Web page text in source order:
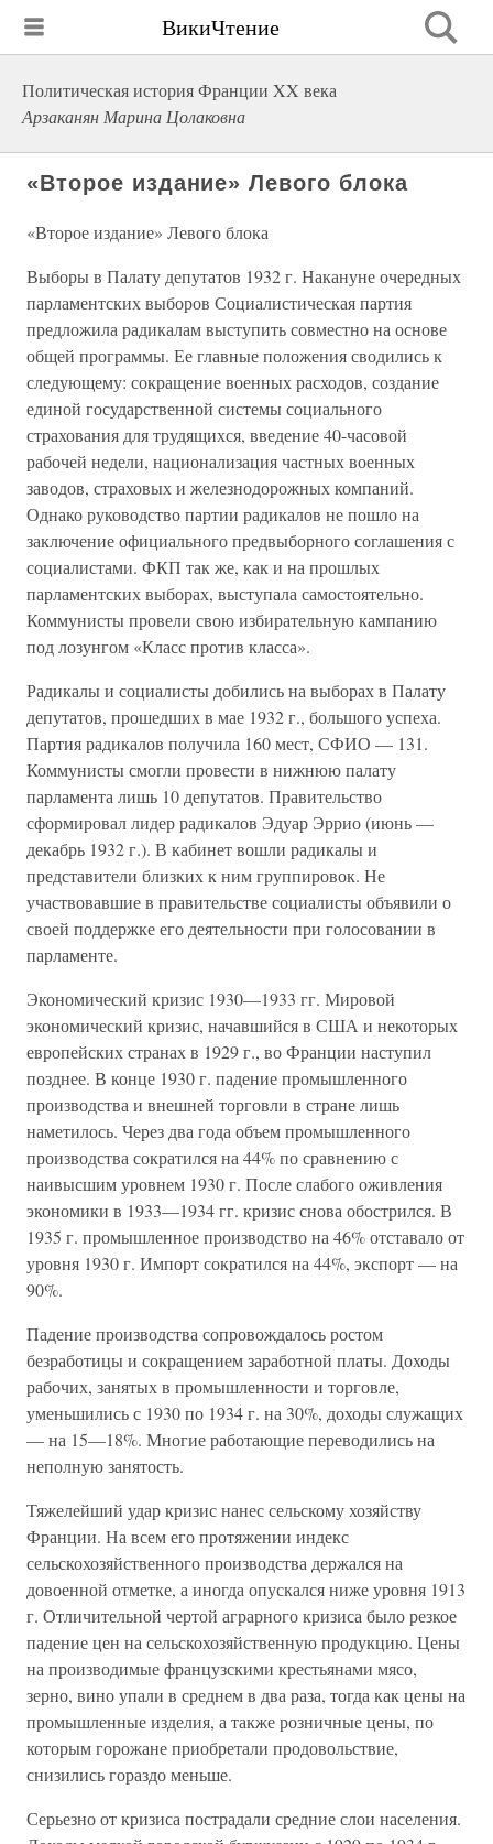
ВикиЧтение
Политическая история Франции XX века
Арзаканян Марина Цолаковна
«Второе издание» Левого блока
«Второе издание» Левого блока
Выборы в Палату депутатов 1932 г. Накануне очередных
парламентских выборов Социалистическая партия
предложила радикалам выступить совместно на основе
общей программы. Ее главные положения сводились к
следующему: сокращение военных расходов, создание
единой государственной системы социального
страхования для трудящихся, введение 40-часовой
рабочей недели, национализация частных военных
заводов, страховых и железнодорожных компаний.
Однако руководство партии радикалов не пошло на
заключение официального предвыборного соглашения с
социалистами. ФКП так же, как и на прошлых
парламентских выборах, выступала самостоятельно.
Коммунисты провели свою избирательную кампанию
под лозунгом «Класс против класса».
Радикалы и социалисты добились на выборах в Палату
депутатов, прошедших в мае 1932 г., большого успеха.
Партия радикалов получила 160 мест, СФИО — 131.
Коммунисты смогли провести в нижнюю палату
парламента лишь 10 депутатов. Правительство
сформировал лидер радикалов Эдуар Эррио (июнь —
декабрь 1932 г.). В кабинет вошли радикалы и
представители близких к ним группировок. Не
участвовавшие в правительстве социалисты объявили о
своей поддержке его деятельности при голосовании в
парламенте.
Экономический кризис 1930—1933 гг. Мировой
экономический кризис, начавшийся в США и некоторых
европейских странах в 1929 г., во Франции наступил
позднее. В конце 1930 г. падение промышленного
производства и внешней торговли в стране лишь
наметилось. Через два года объем промышленного
производства сократился на 44% по сравнению с
наивысшим уровнем 1930 г. После слабого оживления
экономики в 1933—1934 гг. кризис снова обострился. В
1935 г. промышленное производство на 46% отставало от
уровня 1930 г. Импорт сократился на 44%, экспорт — на
90%.
Падение производства сопровождалось ростом
безработицы и сокращением заработной платы. Доходы
рабочих, занятых в промышленности и торговле,
уменьшились с 1930 по 1934 г. на 30%, доходы служащих
— на 15—18%. Многие работающие переводились на
неполную занятость.
Тяжелейший удар кризис нанес сельскому хозяйству
Франции. На всем его протяжении индекс
сельскохозяйственного производства держался на
довоенной отметке, а иногда опускался ниже уровня 1913
г. Отличительной чертой аграрного кризиса было резкое
падение цен на сельскохозяйственную продукцию. Цены
на производимые французскими крестьянами мясо,
зерно, вино упали в среднем в два раза, тогда как цены на
промышленные изделия, а также розничные цены, по
которым горожане приобретали продовольствие,
снизились гораздо меньше.
Серьезно от кризиса пострадали средние слои населения.